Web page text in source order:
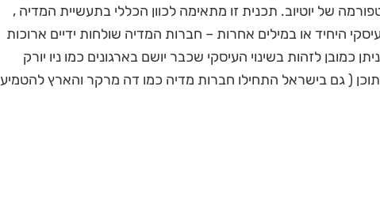
של יוטיוב. תכנית זו מתאימה לכוון הכללי בתעשיית המדיה ,
היחיד או במילים אחרות – חברות המדיה שולחות ידיים ארוכות
כמובן לזהות בשינוי העיסקי שכבר יושם בארגונים כמו ניו יורק
( גם בישראל התחילו חברות מדיה כמו דה מרקר והארץ להטמיע